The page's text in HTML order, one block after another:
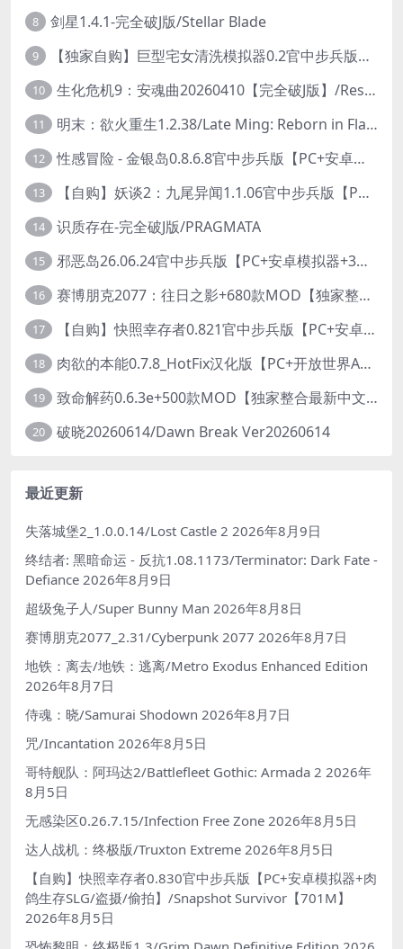
8 剑星1.4.1-完全破J版/Stellar Blade
9 【独家自购】巨型宅女清洗模拟器0.2官中步兵版【PC+安卓模拟器+3D互动SLG/开放世界/2026.6.6日新作】/巨人老婆清洗模拟器/Giant Waifu Wash Simulator【3G】
10 生化危机9：安魂曲20260410【完全破J版】/Resident Evil Requiem 9
11 明末：欲火重生1.2.38/Late Ming: Reborn in Flames
12 性感冒险 - 金银岛0.8.6.8官中步兵版【PC+安卓模拟器+3D生存冒险/开放世界/精品沙盒/扶她】/ Sensual Adventures - Treasure Island【9.3G】
13 【自购】妖谈2：九尾异闻1.1.06官中步兵版【PC+安卓模拟器+植物大战僵尸H版+塔防SLG】/Yokai Art 2- Tales of the Nine-Tails【4.13G】
14 识质存在-完全破J版/PRAGMATA
15 邪恶岛26.06.24官中步兵版【PC+安卓模拟器+3D大型生存/动作ACT/开放世界】/Wicked Island【7.53G】
16 赛博朋克2077：往日之影+680款MOD【独家整合最新中文MOD管理器+在线下载1.7万N网MOD】/Cyberpunk 2077 Ver2.31 MOD V2025.11.8
17 【自购】快照幸存者0.821官中步兵版【PC+安卓模拟器+肉鸽生存SLG/盗摄/偷拍】/Snapshot Survivor【643M】
18 肉欲的本能0.7.8_HotFix汉化版【PC+开放世界ACT/大作/UE5超高画质/扶她+超级存档】/Carnal Instinct【7.3G】
19 致命解药0.6.3e+500款MOD【独家整合最新中文MOD管理器+在线下载N网全部MOD】/The Killing Antidote Ver0.6.3e MOD Ver2026.3.12
20 破晓20260614/Dawn Break Ver20260614
最近更新
失落城堡2_1.0.0.14/Lost Castle 2 2026年8月9日
终结者: 黑暗命运 - 反抗1.08.1173/Terminator: Dark Fate -
Defiance 2026年8月9日
超级兔子人/Super Bunny Man 2026年8月8日
赛博朋克2077_2.31/Cyberpunk 2077 2026年8月7日
地铁：离去/地铁：逃离/Metro Exodus Enhanced Edition
2026年8月7日
侍魂：晓/Samurai Shodown 2026年8月7日
咒/Incantation 2026年8月5日
哥特舰队：阿玛达2/Battlefleet Gothic: Armada 2 2026年
8月5日
无感染区0.26.7.15/Infection Free Zone 2026年8月5日
达人战机：终极版/Truxton Extreme 2026年8月5日
【自购】快照幸存者0.830官中步兵版【PC+安卓模拟器+肉
鸽生存SLG/盗摄/偷拍】/Snapshot Survivor【701M】
2026年8月5日